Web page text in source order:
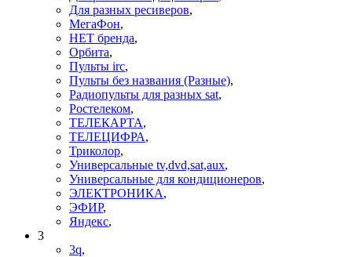
Для разных ресиверов,
МегаФон,
НЕТ бренда,
Орбита,
Пульты irc,
Пульты без названия (Разные),
Радиопульты для разных sat,
Ростелеком,
ТЕЛЕКАРТА,
ТЕЛЕЦИФРА,
Триколор,
Универсальные tv,dvd,sat,aux,
Универсальные для кондиционеров,
ЭЛЕКТРОНИКА,
ЭФИР,
Яндекс,
3
3q,